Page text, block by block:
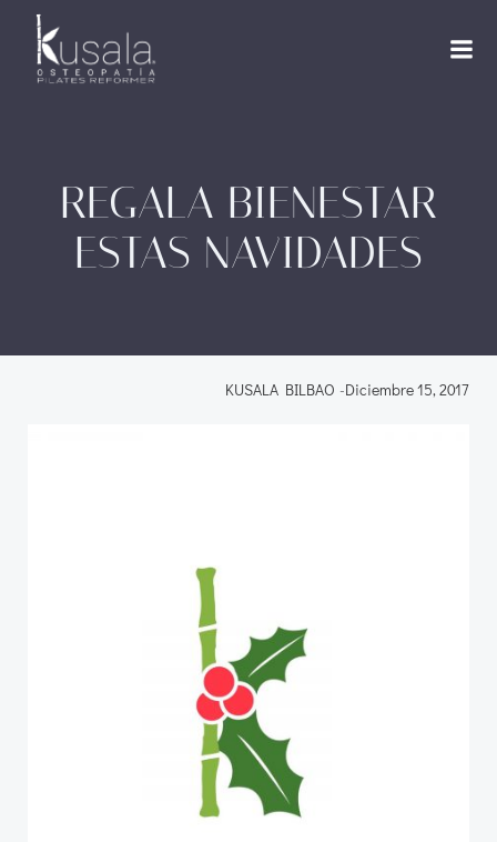
REGALA BIENESTAR
ESTAS NAVIDADES
KUSALA BILBAO -Diciembre 15, 2017